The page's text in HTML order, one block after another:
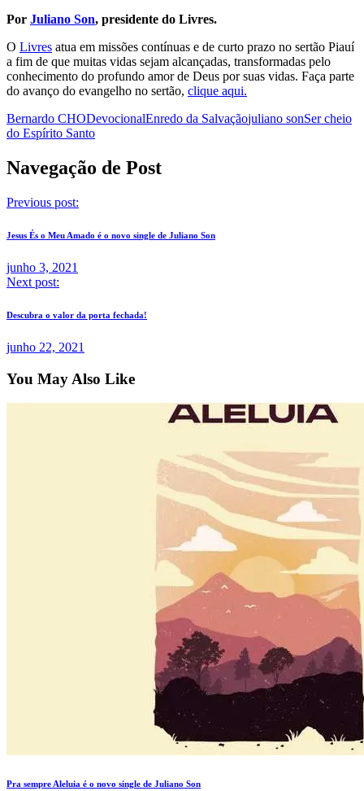
Por Juliano Son, presidente do Livres.
O Livres atua em missões contínuas e de curto prazo no sertão Piauí
a fim de que muitas vidas sejam alcançadas, transformadas pelo
conhecimento do profundo amor de Deus por suas vidas. Faça parte
do avanço do evangelho no sertão, clique aqui.
Bernardo CHODevocionalEnredo da Salvaçãojuliano sonSer cheio
do Espírito Santo
Navegação de Post
Previous post:
Jesus És o Meu Amado é o novo single de Juliano Son
junho 3, 2021
Next post:
Descubra o valor da porta fechada!
junho 22, 2021
You May Also Like
Pra sempre Aleluia é o novo single de Juliano Son